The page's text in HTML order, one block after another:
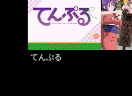
てんぷる